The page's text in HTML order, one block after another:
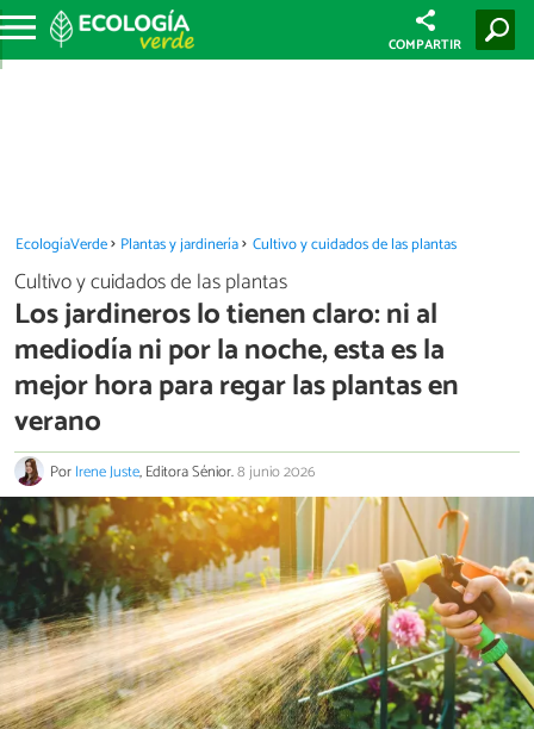
COMPARTIR
EcologíaVerde Plantas y jardinería Cultivo y cuidados de las plantas
Cultivo y cuidados de las plantas
Los jardineros lo tienen claro: ni al
mediodía ni por la noche, esta es la
mejor hora para regar las plantas en
verano
PorIrene Juste, Editora Sénior.8 junio 2026